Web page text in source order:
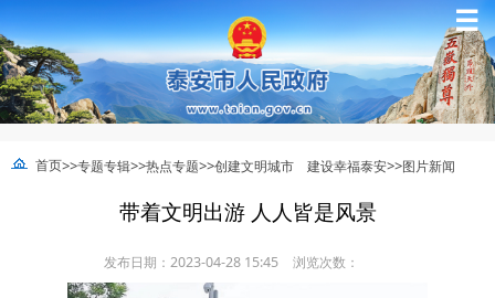
☰
首页>>专题专辑>>热点专题>>创建文明城市 建设幸福泰安>>图片新闻
带着文明出游 人人皆是风景
发布日期：2023-04-28 15:45 浏览次数：